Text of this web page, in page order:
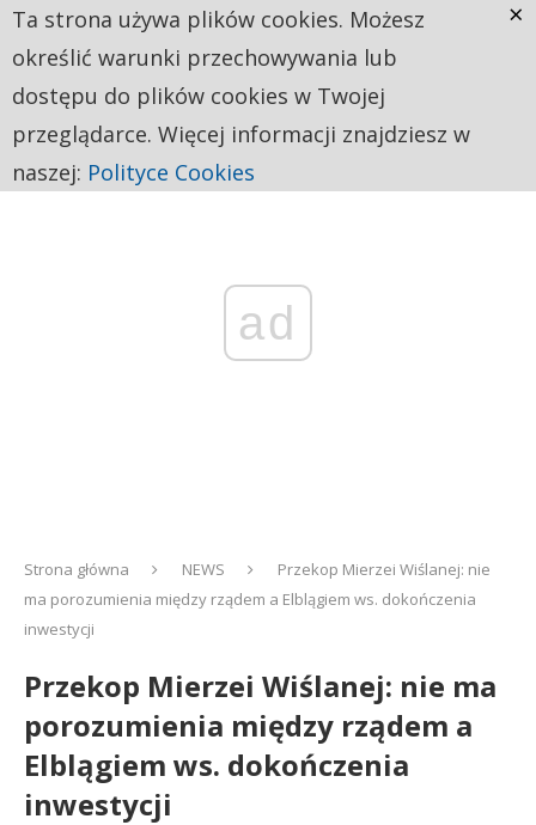
ad
Strona główna NEWS
Przekop Mierzei Wiślanej: nie
ma porozumienia między rządem a Elblągiem ws. dokończenia
inwestycji
Przekop Mierzei Wiślanej: nie ma
porozumienia między rządem a
Elblągiem ws. dokończenia
inwestycji
Ta strona używa plików cookies. Możesz
określić warunki przechowywania lub
dostępu do plików cookies w Twojej
przeglądarce. Więcej informacji znajdziesz w
naszej: Polityce Cookies
×